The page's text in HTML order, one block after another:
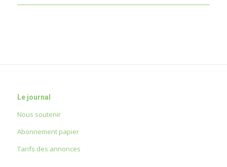
Le journal
Nous soutenir
Abonnement papier
Tarifs des annonces